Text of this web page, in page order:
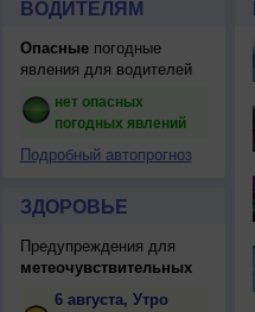
ВОДИТЕЛЯМ
Опасныепогодные
явления для водителей
нет опасных
погодных явлений
Подробный автопрогноз
ЗДОРОВЬЕ
Предупреждения для
метеочувствительных
6 августа, Утро